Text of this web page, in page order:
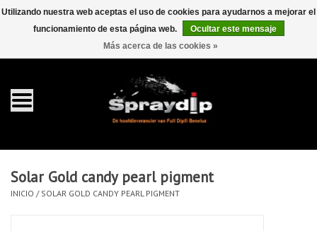
0 Artículos - €0,00
galón 4 liter
Spray 400ml
Completa dip sets
Solar Gold candy pearl pigment
INICIO / SOLAR GOLD CANDY PEARL PIGMENT
Utilizando nuestra web aceptas el uso de cookies para ayudarnos a mejorar el
funcionamiento de esta página web.
Ocultar este mensaje
Más acerca de las cookies »